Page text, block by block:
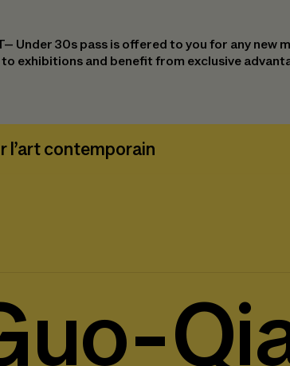
Under 30s pass is offered to you for any new
exhibitions and benefit from exclusive
Cartier
l’art contemporain